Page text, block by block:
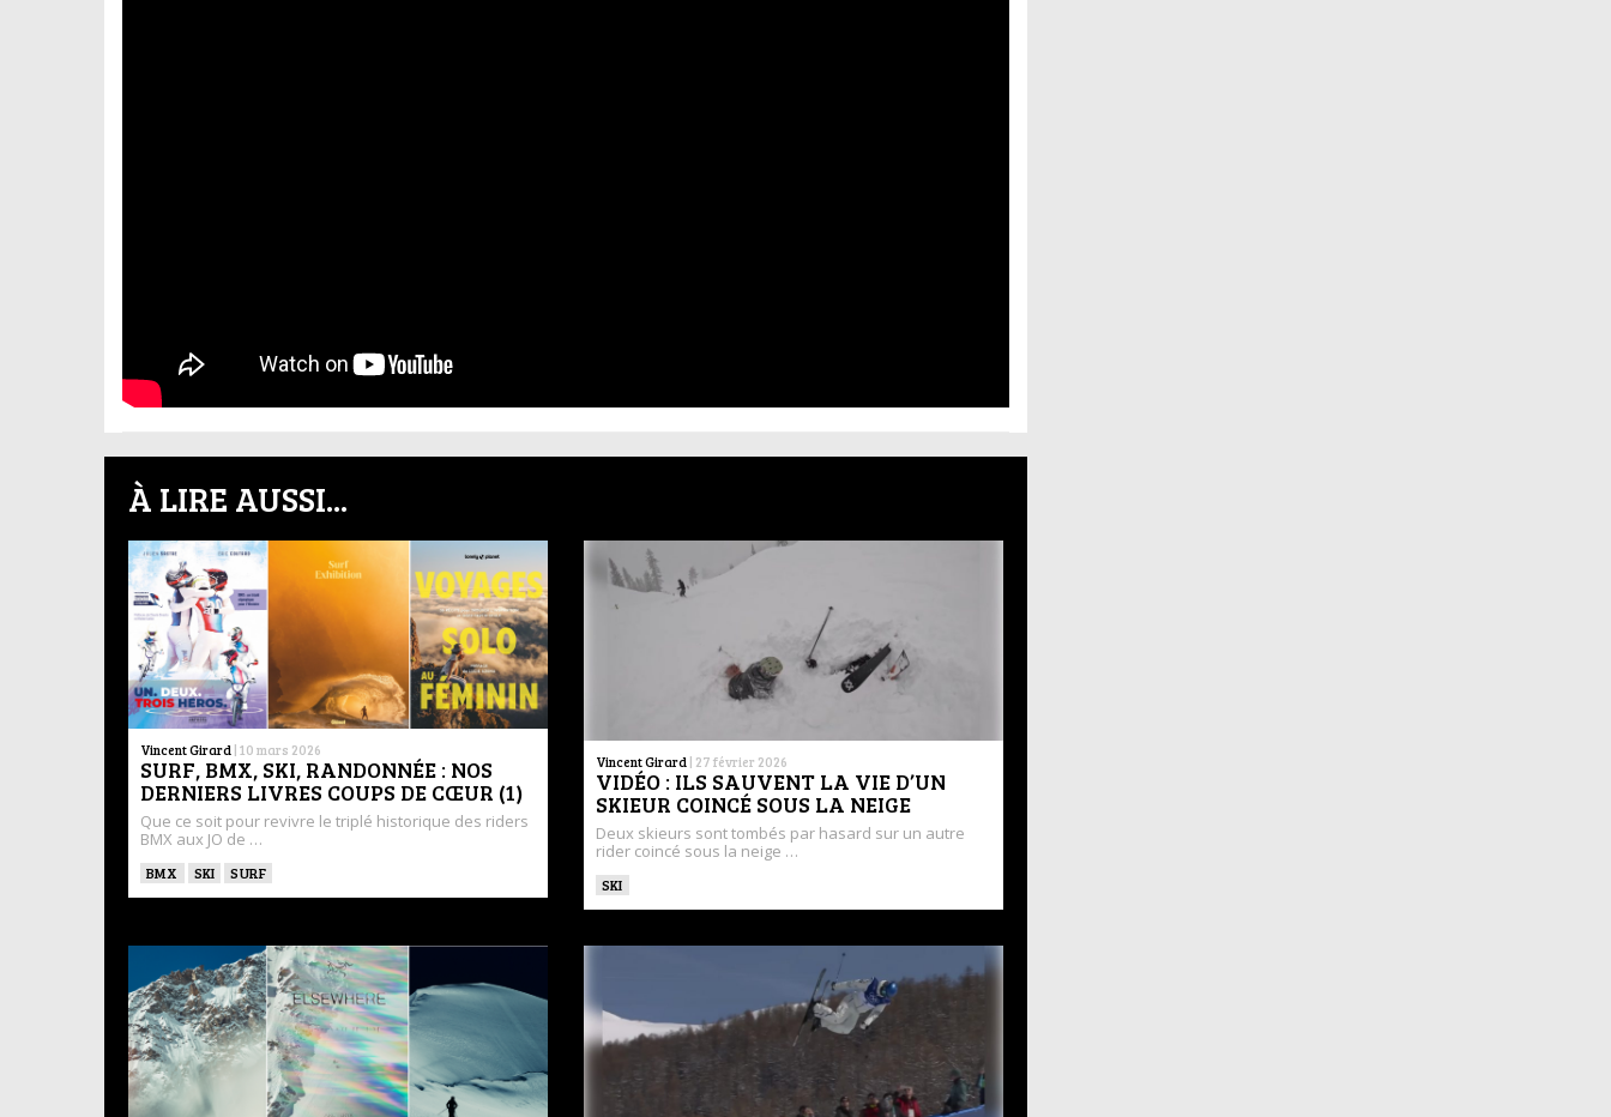
À LIRE AUSSI...
Vincent Girard | 10 mars 2026
SURF, BMX, SKI, RANDONNÉE : NOS
DERNIERS LIVRES COUPS DE CŒUR (1)
Que ce soit pour revivre le triplé historique des riders
BMX aux JO de …
BMX SKI SURF
Vincent Girard | 27 février 2026
VIDÉO : ILS SAUVENT LA VIE D’UN
SKIEUR COINCÉ SOUS LA NEIGE
Deux skieurs sont tombés par hasard sur un autre
rider coincé sous la neige …
SKI